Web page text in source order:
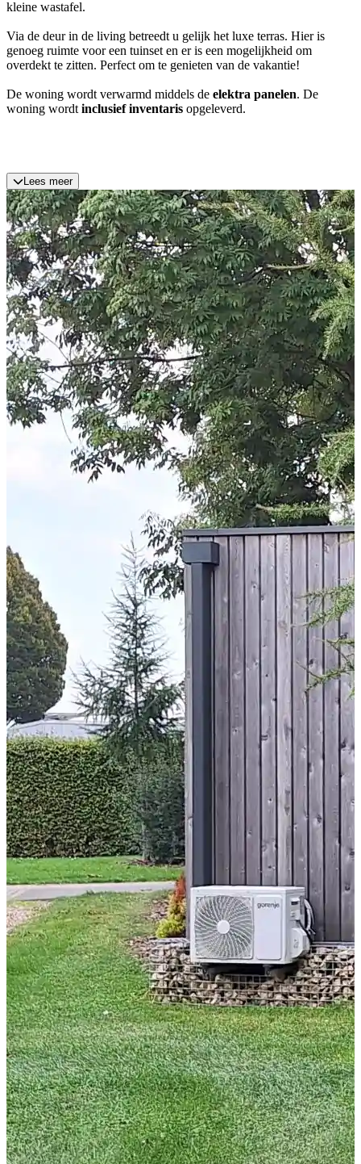
kleine wastafel.
Via de deur in de living betreedt u gelijk het luxe terras. Hier is
genoeg ruimte voor een tuinset en er is een mogelijkheid om
overdekt te zitten. Perfect om te genieten van de vakantie!
De woning wordt verwarmd middels de elektra panelen. De
woning wordt inclusief inventaris opgeleverd.
Lees meer